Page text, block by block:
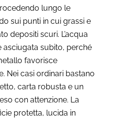
lungo le
sui punti in cui grassi e
depositi scuri. L’acqua
asciugata subito, perché
favorisce
Nei casi ordinari bastano
carta robusta e un
con attenzione. La
protetta, lucida in